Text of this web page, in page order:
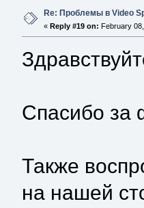
Re: Проблемы в Video
« Reply #19 on: February
Спасибо за
Также
на нашей